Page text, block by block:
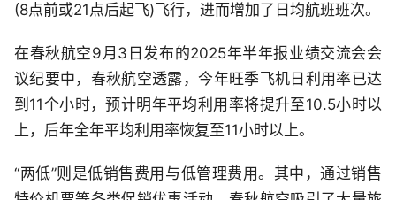
(8点前或21点后起飞)飞行，进而增加了日均航班班次。
在春秋航空9月3日发布的2025年半年报业绩交流会会
议纪要中，春秋航空透露，今年旺季飞机日利用率已达
到11个小时，预计明年平均利用率将提升至10.5小时以
上，后年全年平均利用率恢复至11小时以上。
“两低”则是低销售费用与低管理费用。其中，通过销售